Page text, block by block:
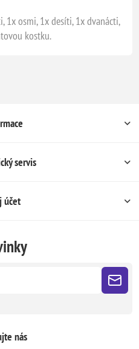
1x osmi, 1x desíti, 1x dvanácti,
kostku.
servis
účet
nás